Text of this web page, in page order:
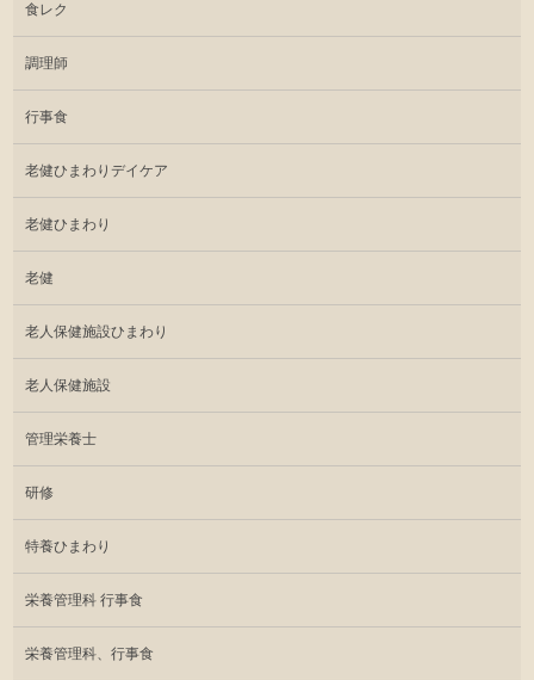
食レク
調理師
行事食
老健ひまわりデイケア
老健ひまわり
老健
老人保健施設ひまわり
老人保健施設
管理栄養士
研修
特養ひまわり
栄養管理科 行事食
栄養管理科、行事食